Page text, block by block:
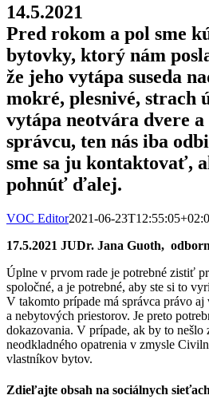
14.5.2021
Pred rokom a pol sme
bytovky, ktorý nám
že jeho vytápa suseda
mokré, plesnivé, strach
vytápa neotvára dvere
správcu, ten nás iba
sme sa ju kontaktovať,
pohnúť ďalej.
VOC Editor2021-06-
17.5.2021 JUDr. Jana Guoth,
Úplne v prvom rade je potrebné zistiť
spoločné, a je potrebné, aby ste si to
V takomto prípade má správca právo
a nebytových priestorov. Je preto
dokazovania. V prípade, ak by to nešlo
neodkladného opatrenia v zmysle
vlastníkov bytov.
Zdieľajte obsah na sociálnych